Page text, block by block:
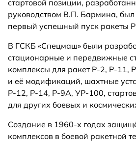
стартовой позиции,
руководством В.П. Бармина, был
первый успешный пуск ракеты
В ГСКБ «Спецмаш» были
стационарные и передвижные
комплексы для ракет Р-2, Р-
и её модификаций, шахтные
Р-12, Р-14, Р-9А, УР-100,
для других боевых и
Создание в 1960-х годах
комплексов в боевой ракетной